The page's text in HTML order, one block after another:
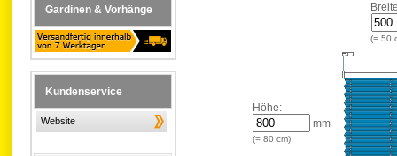
Gardinen & Vorhänge
Kundenservice
Website
(=50
Höhe:
mm
(= 80 cm)